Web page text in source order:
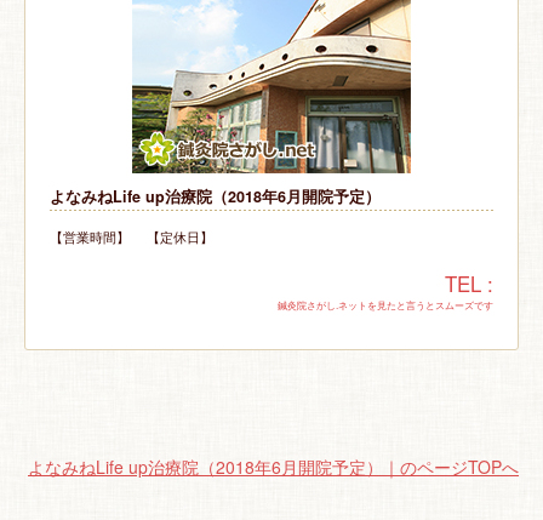
よなみねLife up治療院（2018年6月開院予定）
【営業時間】 【定休日】
TEL :
鍼灸院さがし.ネットを見たと言うとスムーズです
よなみねLife up治療院（2018年6月開院予定）｜のページTOPへ